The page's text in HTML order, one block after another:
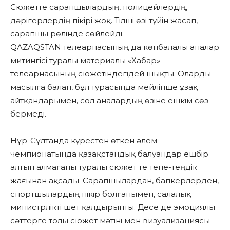
Сюжетте сарапшылардың, полицейлердің,
дәрігерлердің пікірі жоқ. Тілші өзі түйін жасап,
сарапшы рөлінде сөйлейді.
QAZAQSTAN телеарнасының да көпбалалы аналар
митингісі туралы материалы «Хабар»
телеарнасының сюжетіндегідей шықты. Оларды
масылға балап, бұл турасында мейлінше ұзақ
айтқандарымен, сол аналардың өзіне ешкім сөз
бермеді.
Нұр-Сұлтанда күрестен өткен әлем
чемпионатында қазақстандық балуандар ешбір
алтын алмағаны туралы сюжет те тепе-теңдік
жағынан ақсады. Сарапшылардан, бапкерлерден,
спортшылардың пікір болғанымен, салалық
министрлікті шет қалдырыпты. Десе де эмоциялы
сәттерге толы сюжет мәтіні мен визуализациясы